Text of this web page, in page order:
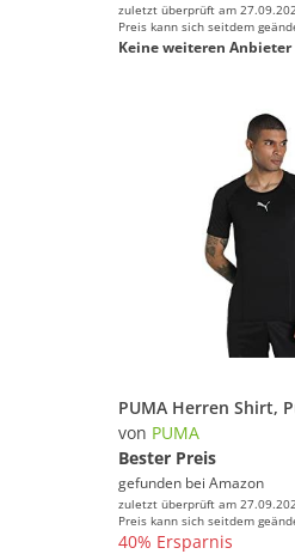
zuletzt überprüft am
Preis kann sich seitdem
Keine weiteren Anbieter
von PUMA
Bester Preis
gefunden bei Amazon
zuletzt überprüft am
Preis kann sich seitdem
40% Ersparnis